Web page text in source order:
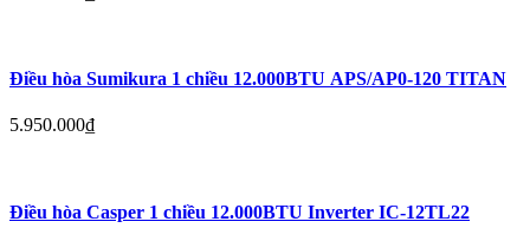
Điều hòa Sumikura 1 chiều 12.000BTU APS/AP0-120 TITAN
5.950.000₫
Điều hòa Casper 1 chiều 12.000BTU Inverter IC-12TL22